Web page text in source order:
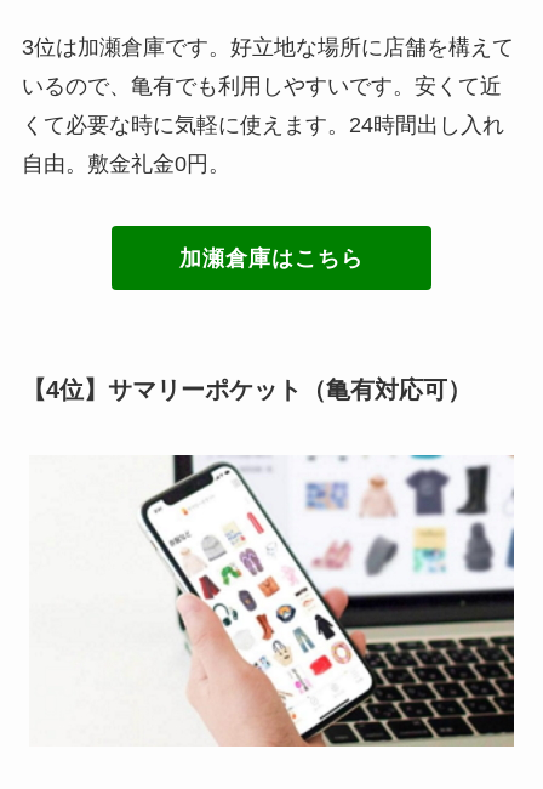
3位は加瀬倉庫です。好立地な場所に店舗を構えて
いるので、亀有でも利用しやすいです。安くて近
くて必要な時に気軽に使えます。24時間出し入れ
自由。敷金礼金0円。
加瀬倉庫はこちら
【4位】サマリーポケット（亀有対応可）